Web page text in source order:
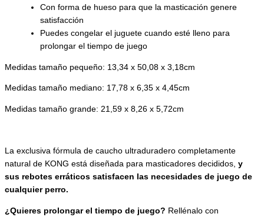
Con forma de hueso para que la masticación genere
satisfacción
Puedes congelar el juguete cuando esté lleno para
prolongar el tiempo de juego
Medidas tamaño pequeño: 13,34 x 50,08 x 3,18cm
Medidas tamaño mediano: 17,78 x 6,35 x 4,45cm
Medidas tamaño grande: 21,59 x 8,26 x 5,72cm
La exclusiva fórmula de caucho ultraduradero completamente
natural de KONG está diseñada para masticadores decididos, y
sus rebotes erráticos satisfacen las necesidades de juego de
cualquier perro.
¿Quieres prolongar el tiempo de juego? Rellénalo con